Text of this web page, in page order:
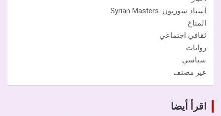
أسياد سوريون. Syrian Masters
المناخ
ثقافي اجتماعي
روايات
سياسي
غير مصنف
اقرأ أيضا